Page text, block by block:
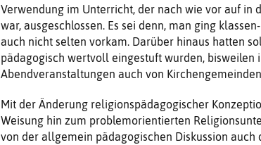
Verwendung im Un­terricht, der nach wie vor auf in
war, ausge­schlossen. Es sei denn, man ging
auch nicht selten vorkam. Darüber hin­aus hatten
pädagogisch wertvoll eingestuft wurden, bisweilen
Abendveranstaltungen auch von
Mit der Änderung religionspädagogi­scher
Weisung hin zum problemo­rientierten
von der allgemein pädagogischen Diskussion auch